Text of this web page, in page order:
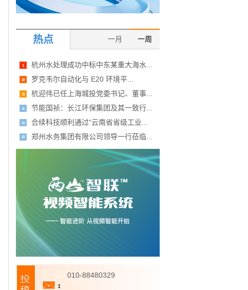
热点 一周
一月
杭州水处理成功中标中东某重大海水...
罗克韦尔自动化与 E20 环境平...
杭迎伟已任上海城投党委书记、董事...
节能国祯：长江环保集团及其一致行...
合续科技顺利通过“云南省省级工业...
郑州水务集团有限公司领导一行莅临...
010-88480329